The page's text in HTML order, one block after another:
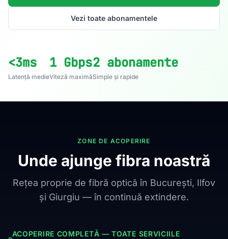
Vezi toate abonamentele
<3ms
Latență medie
1 Gbps
Viteză maximă
2 abonamente
Simple și rapide
ZONE DE ACOPERIRE
Unde ajunge fibra noastră
Rețea proprie de fibră optică în București, Ilfov
și Giurgiu — în continuă extindere.
ACOPERIRE COMPLETĂ — TOATE SERVICIILE